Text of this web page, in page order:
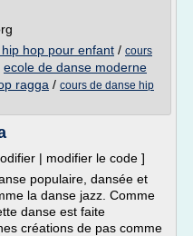
hop pour enfant / cours
ecole de danse moderne
ragga / cours de danse hip
| modifier le code ]
populaire, dansée et
la danse jazz. Comme
danse est faite
créations de pas comme